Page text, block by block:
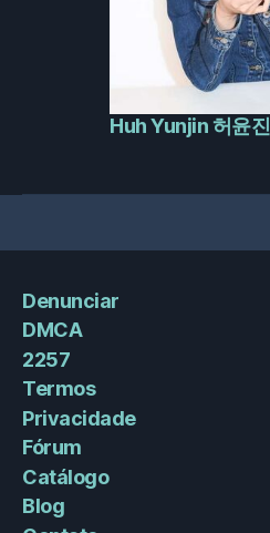
Huh Yunjin 허윤진
Denunciar
DMCA
2257
Termos
Privacidade
Fórum
Catálogo
Blog